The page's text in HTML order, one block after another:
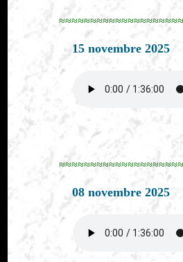
15 novembre 2025
08 novembre 2025